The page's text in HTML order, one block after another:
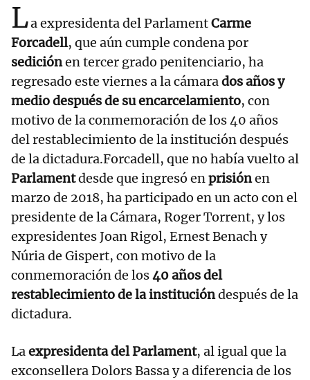
La expresidenta del ParlamentCarme
Forcadell, que aún cumple condena por
sediciónen tercer grado penitenciario, ha
regresado este viernes a la cámarados años y
medio después de su encarcelamiento, con
motivo de la conmemoración de los 40 años
del restablecimiento de la institución después
de la dictadura.Forcadell, que no había vuelto al
Parlamentdesde que ingresó enprisiónen
marzo de 2018, ha participado en un acto con el
presidente de la Cámara, Roger Torrent, y los
expresidentes Joan Rigol, Ernest Benach y
Núria de Gispert, con motivo de la
conmemoración de los40 años del
restablecimiento de la institucióndespués de la
dictadura.
Laexpresidenta del Parlament, al igual que la
exconsellera Dolors Bassa y a diferencia de los